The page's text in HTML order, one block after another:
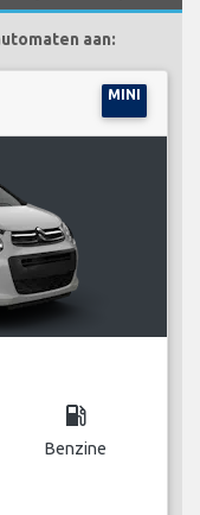
aan:
MINI
local_gas_station
Benzine